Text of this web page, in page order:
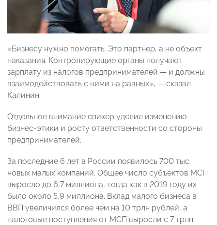
«Бизнесу нужно помогать. Это партнер, а не объект
наказания. Контролирующие органы получают
зарплату из налогов предпринимателей — и должны
взаимодействовать с ними на равных», — сказал
Калинин.
Отдельное внимание спикер уделил изменению
бизнес-этики и росту ответственности со стороны
предпринимателей.
За последние 6 лет в России появилось 700 тыс.
новых малых компаний. Общее число субъектов МСП
выросло до 6,7 миллиона, тогда как в 2019 году их
было около 5,9 миллиона. Вклад малого бизнеса в
ВВП увеличился более чем на 10 трлн рублей, а
налоговые поступления от МСП выросли с 7 трлн